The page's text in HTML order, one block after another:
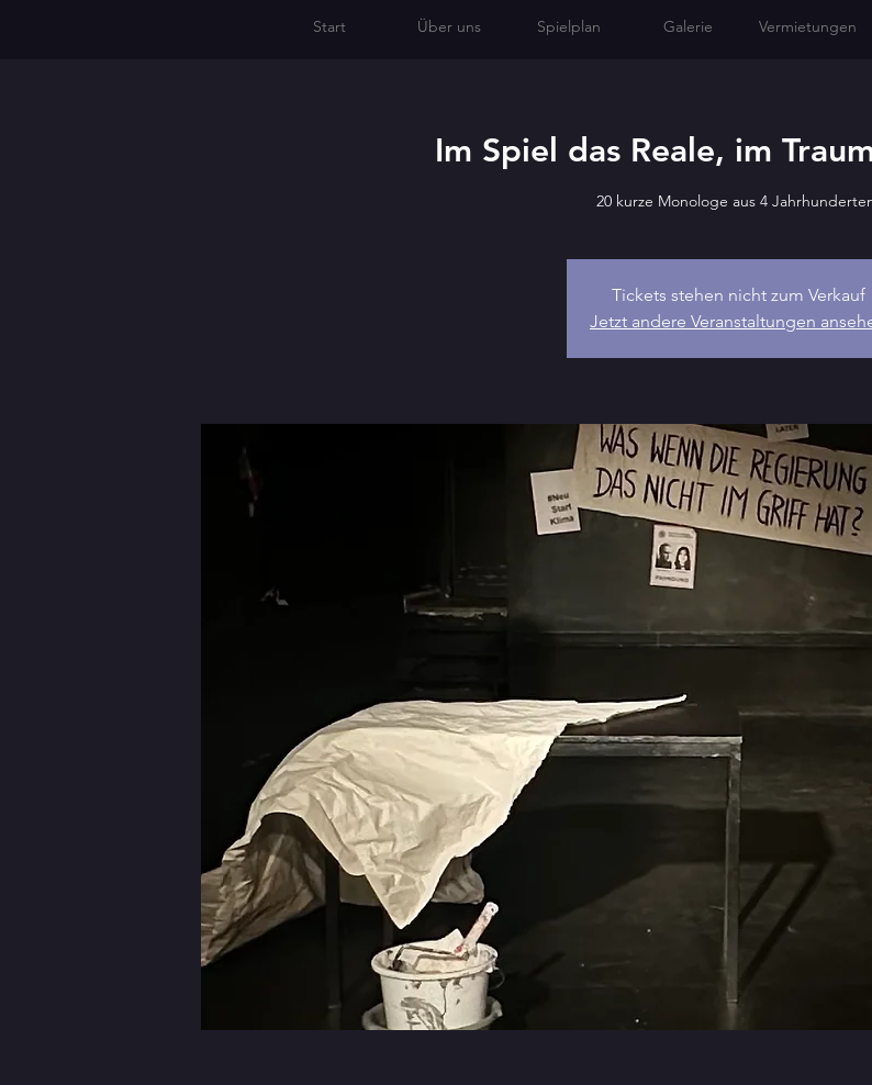
Im Spiel das Reale, im
20 kurze Monologe aus 4
Tickets stehen nicht zum Verkauf
Jetzt andere Veranstaltungen
Start Über uns Spielplan Galerie Vermietungen